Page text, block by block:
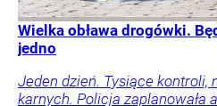
Wielka obława drogówki.
jedno
Jeden dzień. Tysiące kontroli,
karnych. Policja zaplanowała